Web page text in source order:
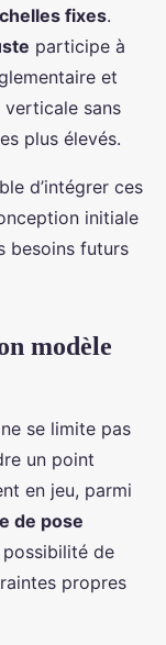
fixes.
participe à
et
sans
plus élevés.
d’intégrer ces
initiale
besoins futurs
modèle
ne se limite pas
un point
en jeu, parmi
de pose
de
propres